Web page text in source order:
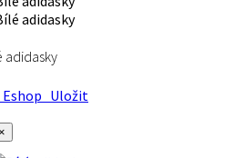
adidasky
Uložit